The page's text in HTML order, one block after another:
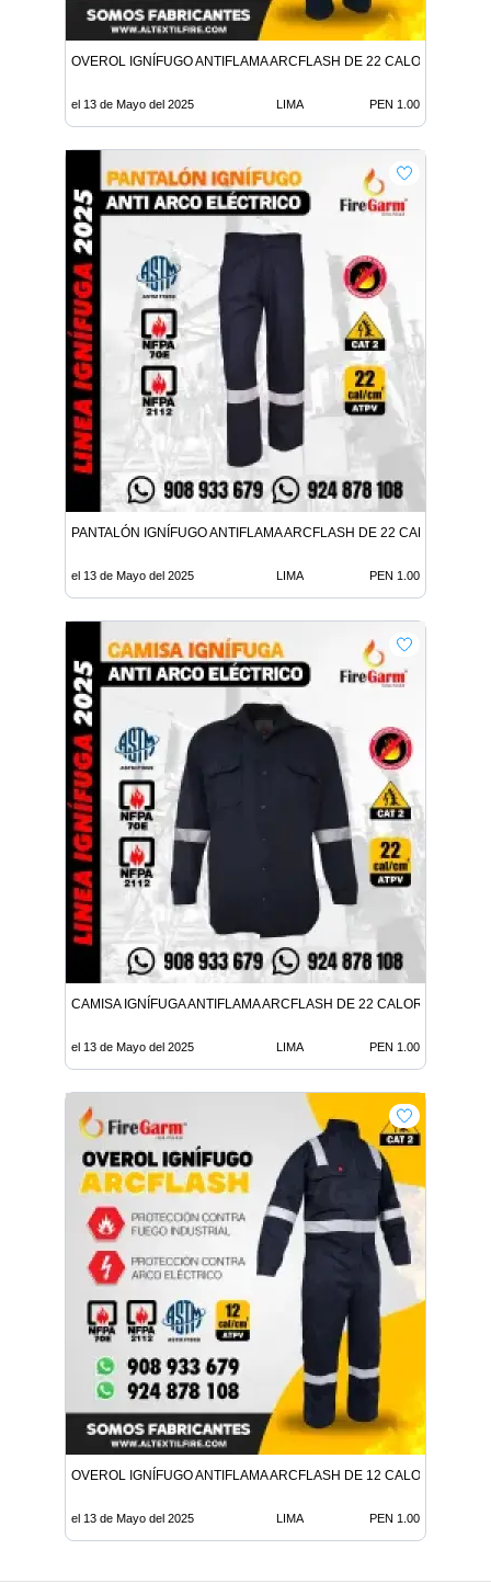
OVEROL IGNÍFUGO ANTIFLAMA ARCFLASH DE 22 CALORIAS
el 13 de Mayo del 2025 LIMA PEN 1.00
PANTALÓN IGNÍFUGO ANTIFLAMA ARCFLASH DE 22 CALORIAS
el 13 de Mayo del 2025 LIMA PEN 1.00
CAMISA IGNÍFUGA ANTIFLAMA ARCFLASH DE 22 CALORIAS
el 13 de Mayo del 2025 LIMA PEN 1.00
OVEROL IGNÍFUGO ANTIFLAMA ARCFLASH DE 12 CALORIAS
el 13 de Mayo del 2025 LIMA PEN 1.00